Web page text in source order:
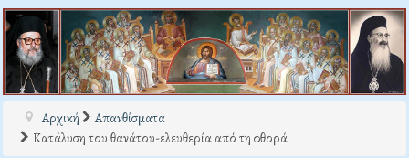
Αρχική
Απανθίσματα
Κατάλυση του θανάτου-ελευθερία από τη φθορά